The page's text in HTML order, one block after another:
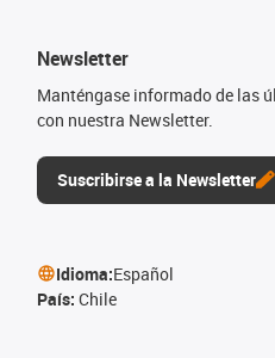
Newsletter
Manténgase informado de las
con nuestra Newsletter.
Suscribirse a la Newsletter
Idioma:Español
País: Chile